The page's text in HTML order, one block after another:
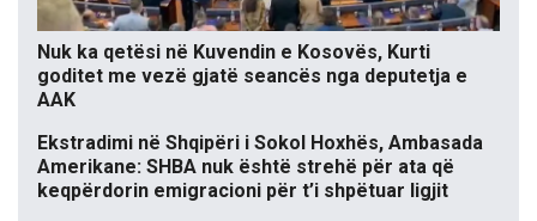
Nuk ka qetësi në Kuvendin e Kosovës, Kurti
goditet me vezë gjatë seancës nga deputetja e
AAK
Ekstradimi në Shqipëri i Sokol Hoxhës, Ambasada
Amerikane: SHBA nuk është strehë për ata që
keqpërdorin emigracioni për t’i shpëtuar ligjit